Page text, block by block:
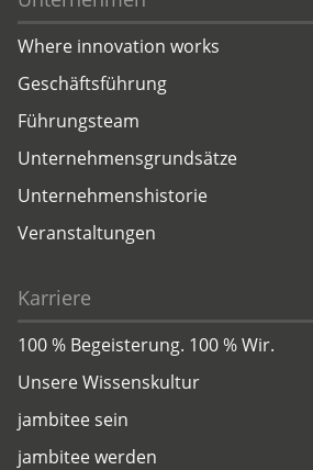
Where innovation works
Geschäftsführung
Führungsteam
Unternehmensgrundsätze
Unternehmenshistorie
Veranstaltungen
Karriere
100 % Begeisterung. 100 % Wir.
Unsere Wissenskultur
jambitee sein
jambitee werden